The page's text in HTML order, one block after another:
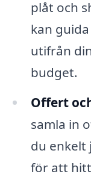
plåt och
kan
utifrån
budget.
Offert
samla in
du enkelt
för att